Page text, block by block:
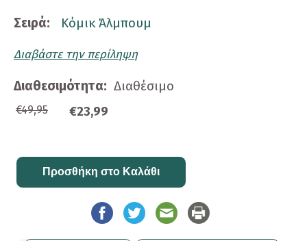
Σειρά:
Κόμικ Άλμπουμ
Διαβάστε την περίληψη
Διαθεσιμότητα: Διαθέσιμο
€49,95 €23,99